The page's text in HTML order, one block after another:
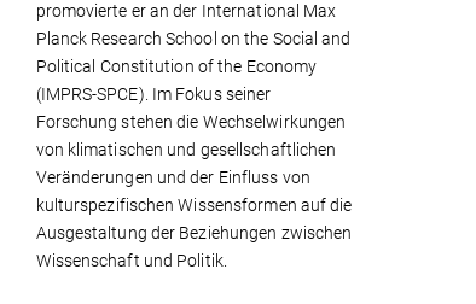
promovierte er an der International Max
Planck Research School on the Social and
Political Constitution of the Economy
(IMPRS-SPCE). Im Fokus seiner
Forschung stehen die Wechselwirkungen
von klimatischen und gesellschaftlichen
Veränderungen und der Einfluss von
kulturspezifischen Wissensformen auf die
Ausgestaltung der Beziehungen zwischen
Wissenschaft und Politik.